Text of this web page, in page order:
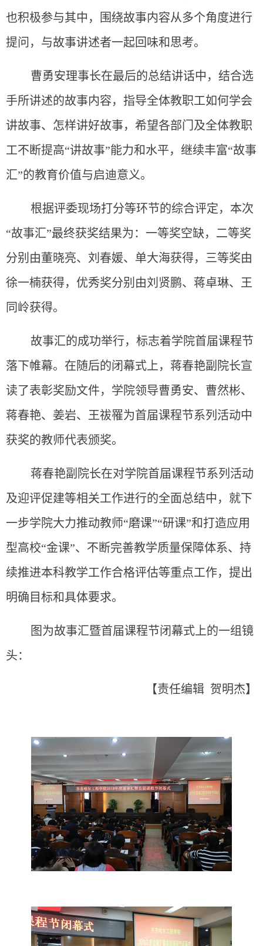
也积极参与其中，围绕故事内容从多个角度进行
提问，与故事讲述者一起回味和思考。
曹勇安理事长在最后的总结讲话中，结合选
手所讲述的故事内容，指导全体教职工如何学会
讲故事、怎样讲好故事，希望各部门及全体教职
工不断提高“讲故事”能力和水平，继续丰富“故事
汇”的教育价值与启迪意义。
根据评委现场打分等环节的综合评定，本次
“故事汇”最终获奖结果为：一等奖空缺，二等奖
分别由董晓亮、刘春媛、单大海获得，三等奖由
徐一楠获得，优秀奖分别由刘贤鹏、蒋卓琳、王
同岭获得。
故事汇的成功举行，标志着学院首届课程节
落下帷幕。在随后的闭幕式上，蒋春艳副院长宣
读了表彰奖励文件，学院领导曹勇安、曹然彬、
蒋春艳、姜岩、王祓罹为首届课程节系列活动中
获奖的教师代表颁奖。
蒋春艳副院长在对学院首届课程节系列活动
及迎评促建等相关工作进行的全面总结中，就下
一步学院大力推动教师“磨课”“研课”和打造应用
型高校“金课”、不断完善教学质量保障体系、持
续推进本科教学工作合格评估等重点工作，提出
明确目标和具体要求。
图为故事汇暨首届课程节闭幕式上的一组镜
头：
【责任编辑 贺明杰】